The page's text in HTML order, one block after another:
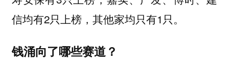
信均有2只上榜，其他家均只有1只。
钱涌向了哪些赛道？